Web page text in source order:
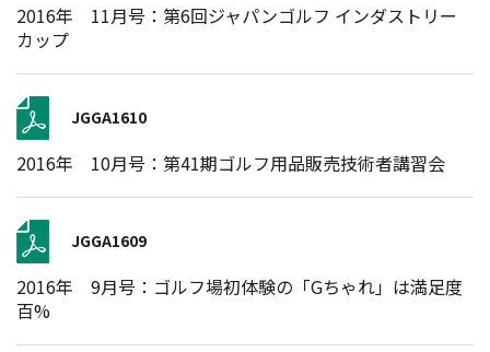
2016年 11月号：第6回ジャパンゴルフ インダストリー
カップ
JGGA1610
2016年 10月号：第41期ゴルフ用品販売技術者講習会
JGGA1609
2016年 9月号：ゴルフ場初体験の「Gちゃれ」は満足度
百%